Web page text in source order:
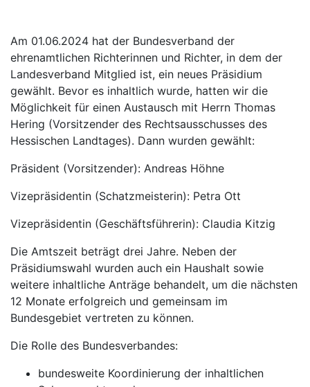
Am 01.06.2024 hat der Bundesverband der
ehrenamtlichen Richterinnen und Richter, in dem der
Landesverband Mitglied ist, ein neues Präsidium
gewählt. Bevor es inhaltlich wurde, hatten wir die
Möglichkeit für einen Austausch mit Herrn Thomas
Hering (Vorsitzender des Rechtsausschusses des
Hessischen Landtages). Dann wurden gewählt:
Präsident (Vorsitzender): Andreas Höhne
Vizepräsidentin (Schatzmeisterin): Petra Ott
Vizepräsidentin (Geschäftsführerin): Claudia Kitzig
Die Amtszeit beträgt drei Jahre. Neben der
Präsidiumswahl wurden auch ein Haushalt sowie
weitere inhaltliche Anträge behandelt, um die nächsten
12 Monate erfolgreich und gemeinsam im
Bundesgebiet vertreten zu können.
Die Rolle des Bundesverbandes:
bundesweite Koordinierung der inhaltlichen